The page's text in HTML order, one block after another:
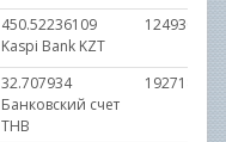
450.52236109
Kaspi Bank KZT
32.707934
Банковский счет
THB